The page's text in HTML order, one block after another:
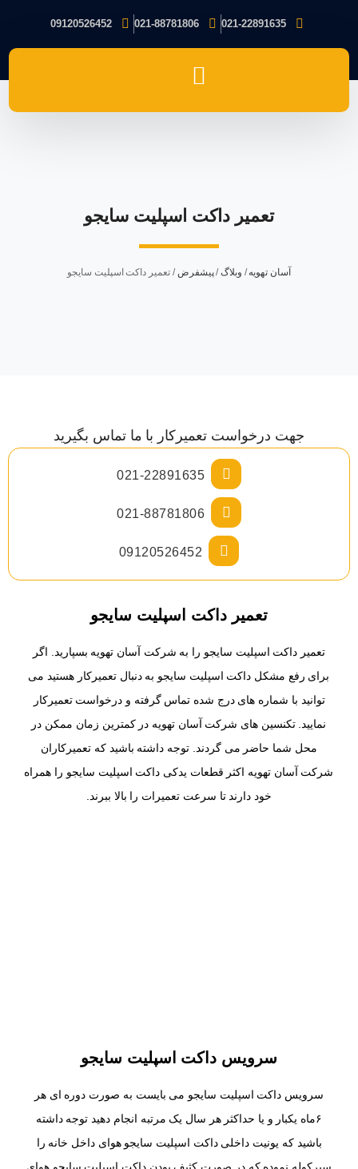
021-22891635
021-88781806
09120526452
تعمیر داکت اسپلیت سایجو
آسان تهویه/ وبلاگ/پیشفرض/ تعمیر داکت اسپلیت سایجو
جهت درخواست تعمیرکار با ما تماس بگیرید
021-22891635
021-88781806
09120526452
تعمیر داکت اسپلیت سایجو
تعمیر داکت اسپلیت سایجو را به شرکت آسان تهویه بسپارید. اگر
برای رفع مشکل داکت اسپلیت سایجو به دنبال تعمیرکار هستید می
توانید با شماره های درج شده تماس گرفته و درخواست تعمیرکار
نمایید. تکنسین های شرکت آسان تهویه در کمترین زمان ممکن در
محل شما حاضر می گردند. توجه داشته باشید که تعمیرکاران
شرکت آسان تهویه اکثر قطعات یدکی داکت اسپلیت سایجو را همراه
خود دارند تا سرعت تعمیرات را بالا ببرند.
سرویس داکت اسپلیت سایجو
سرویس داکت اسپلیت سایجو می بایست به صورت دوره ای هر
۶ماه یکبار و یا حداکثر هر سال یک مرتبه انجام دهید توجه داشته
باشید که یونیت داخلی داکت اسپلیت سایجو هوای داخل خانه را